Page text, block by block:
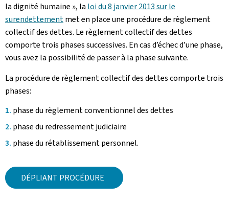
la dignité humaine », la loi du 8 janvier 2013 sur le
surendettementmet en place une procédure de règlement
collectif des dettes. Le règlement collectif des dettes
comporte trois phases successives. En cas d’échec d’une phase,
vous avez la possibilité de passer à la phase suivante.
La procédure de règlement collectif des dettes comporte trois
phases:
phase du règlement conventionnel des dettes
phase du redressement judiciaire
phase du rétablissement personnel.
DÉPLIANT PROCÉDURE